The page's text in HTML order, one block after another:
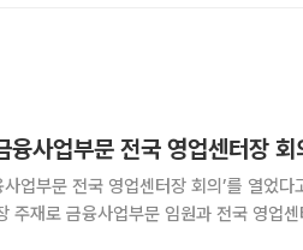
사업부문 전국 영업센터장 회
문 전국 영업센터장 회의’를 열었다고 4일 밝혔다
주재로 금융사업부문 임원과 전국 영업